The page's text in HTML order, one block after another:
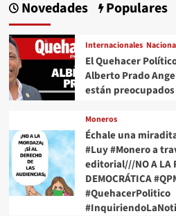
Novedades Populares
Internacionales
El Quehacer
Alberto Prado
están
Moneros
Échale una
#Luy #Monero a
editorial///NO A LA
DEMOCRÁTICA
#QuehacerPolitico